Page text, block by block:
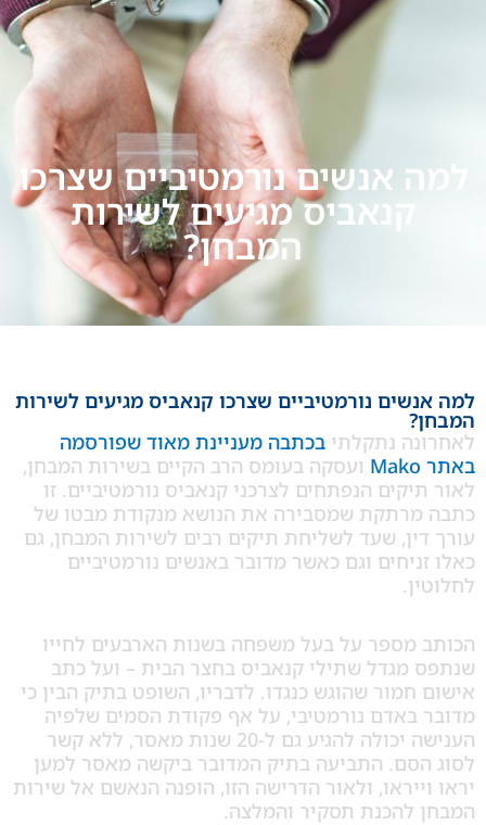
אנשים נורמטיביים שצרכו
קנאביס מגיעים לשירות
המבחן?
נורמטיביים שצרכו קנאביס מגיעים לשירות
נתקלתיבכתבה מעניינת מאוד שפורסמה
ועסקה בעומס הרב הקיים בשירות המבחן,
הנפתחים לצרכני קנאביס נורמטיביים. זו
שמסבירה את הנושא מנקודת מבטו של
שעד לשליחת תיקים רבים לשירות המבחן, גם
וגם כאשר מדובר באנשים נורמטיביים
על בעל משפחה בשנות הארבעים לחייו
שתילי קנאביס בחצר הבית – ועל כתב
שהוגש כנגדו. לדבריו, השופט בתיק הבין כי
נורמטיבי, על אף פקודת הסמים שלפיה
הענישה יכולה להגיע גם ל-20 שנות מאסר, ללא קשר
התביעה בתיק המדובר ביקשה מאסר למען
ולאור הדרישה הזו, הופנה הנאשם אל שירות
תסקיר והמלצה.